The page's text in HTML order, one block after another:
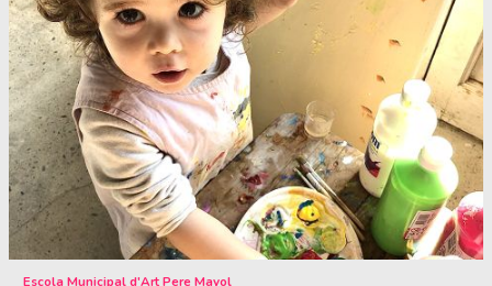
Escola Municipal d'Art Pere Mayol